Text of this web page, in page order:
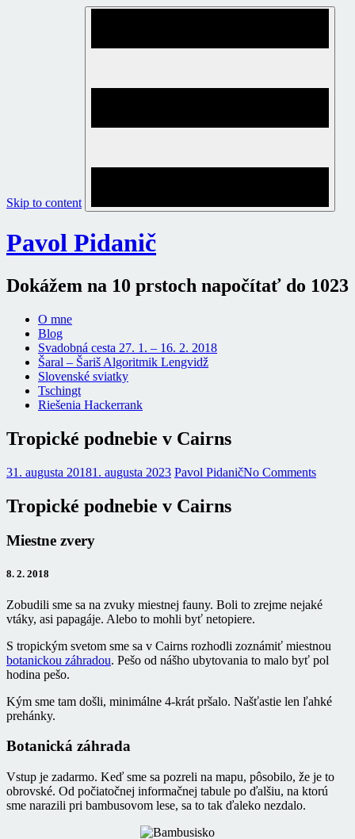
Skip to content
Pavol Pidanič
Dokážem na 10 prstoch napočítať do 1023
O mne
Blog
Svadobná cesta 27. 1. – 16. 2. 2018
Šaral – Šariš Algoritmik Lengvidž
Slovenské sviatky
Tschingt
Riešenia Hackerrank
Tropické podnebie v Cairns
31. augusta 20181. augusta 2023 Pavol PidaničNo Comments
Tropické podnebie v Cairns
Miestne zvery
8. 2. 2018
Zobudili sme sa na zvuky miestnej fauny. Boli to zrejme nejaké
vtáky, asi papagáje. Alebo to mohli byť netopiere.
S tropickým svetom sme sa v Cairns rozhodli zoznámiť miestnou
botanickou záhradou. Pešo od nášho ubytovania to malo byť pol
hodina pešo.
Kým sme tam došli, minimálne 4-krát pršalo. Našťastie len ľahké
prehánky.
Botanická záhrada
Vstup je zadarmo. Keď sme sa pozreli na mapu, pôsobilo, že je to
obrovské. Od počiatočnej informačnej tabule po ďalšiu, na ktorú
sme narazili pri bambusovom lese, sa to tak ďaleko nezdalo.